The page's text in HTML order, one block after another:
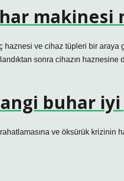
makinesi
ve cihaz tüpleri bir araya
sonra cihazın
buhar iyi
ve öksürük krizinin